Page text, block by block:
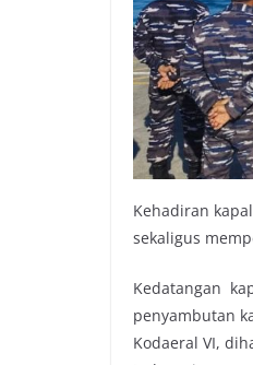
Kehadiran
sekaligus
Kedatangan
penyambutan
Kodaeral VI,